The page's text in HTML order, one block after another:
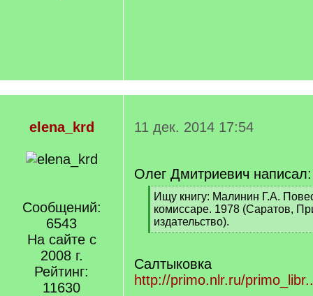
elena_krd
Сообщений:
6543
На сайте с
2008 г.
Рейтинг:
11630
11 дек. 2014 17:54
Олег Дмитриевич написал:
[
q
]
Ищу книгу: Малинин Г.А.
комиссаре. 1978 (Саратов,
издательство).
[
q
]
Салтыковка
http://primo.nlr.ru/